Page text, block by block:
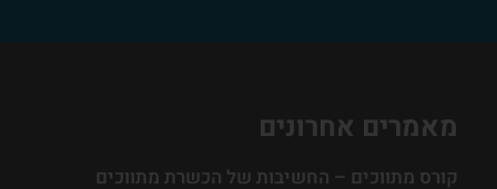
מאמרים אחרונים
קורס מתווכים – החשיבות של הכשרת מתווכים